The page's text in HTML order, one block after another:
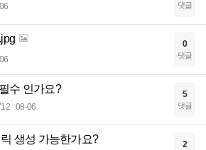
댓글
0
댓글
수 인가요?
08-06
5
댓글
생성 가능한가요? 2